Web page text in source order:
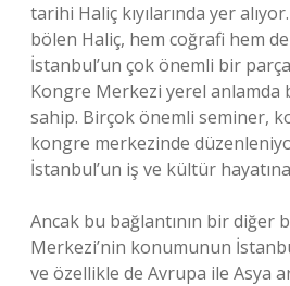
tarihi Haliç kıyılarında yer
bölen Haliç, hem coğrafi hem
İstanbul’un çok önemli bir
Kongre Merkezi yerel anlamda
sahip. Birçok önemli seminer,
kongre merkezinde
İstanbul’un iş ve kültür
Ancak bu bağlantının bir diğer
Merkezi’nin konumunun
ve özellikle de Avrupa ile Asya